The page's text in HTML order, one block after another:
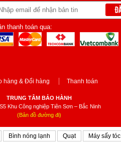
thanh toán qua:
hàng & Đổi hàng Thanh toán
TRUNG TÂM BẢO HÀNH
Khu Công nghiệp Tiên Sơn – Bắc Ninh
(Bản đồ đường đi)
Bình nóng lạnh Quạt Máy sấy tóc